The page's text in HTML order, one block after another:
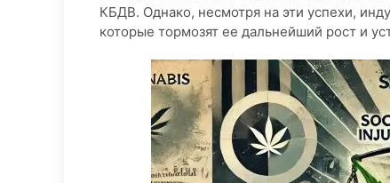
КБДВ. Однако, несмотря на эти успехи,
которые тормозят ее дальнейший рост и